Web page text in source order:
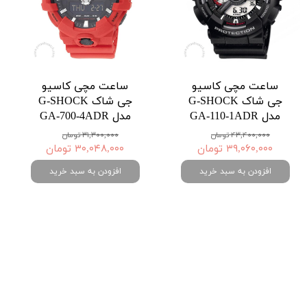
ساعت مچی کاسیو
جی شاک G-SHOCK
مدل GA-110-1ADR
۴۳,۴۰۰,۰۰۰ تومان
۳۹,۰۶۰,۰۰۰ تومان
افزودن به سبد خرید
ساعت مچی کاسیو
جی شاک G-SHOCK
مدل GA-700-4ADR
۳۱,۳۰۰,۰۰۰ تومان
۳۰,۰۴۸,۰۰۰ تومان
افزودن به سبد خرید